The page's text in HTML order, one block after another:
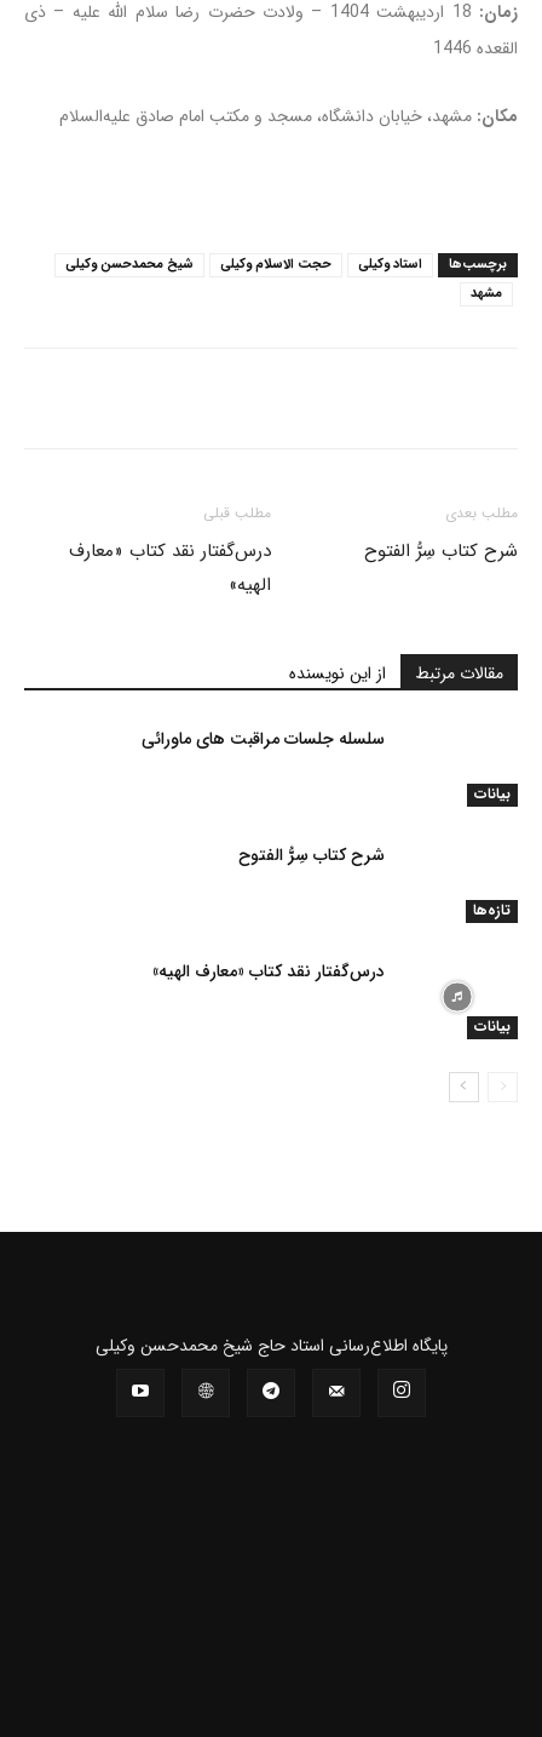
زمان:
18 اردیبهشت 1404 – ولادت حضرت رضا سلام الله علیه – ذی
القعده 1446
مکان: مشهد، خیابان دانشگاه، مسجد و مکتب امام صادق علیه‌السلام
برچسب‌ها استاد وکیلی حجت الاسلام وکیلی
شیخ محمدحسن وکیلی
مشهد
مطلب قبلی
درس‌گفتار نقد کتاب «معارف
الهیه»
مطلب بعدی
شرح کتاب سِرُّ الفتوح
مقالات مرتبط از این نویسنده
بیانات
سلسله جلسات مراقبت های ماورائی
تازه‌ها
شرح کتاب سِرُّ الفتوح
بیانات
درس‌گفتار نقد کتاب «معارف الهیه»
پايگاه اطلاع‌رسانی استاد حاج شیخ محمدحسن وکیلی